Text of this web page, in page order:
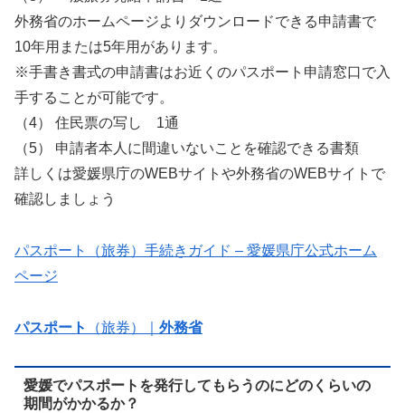
外務省のホームページよりダウンロードできる申請書で
10年用または5年用があります。
※手書き書式の申請書はお近くのパスポート申請窓口で入
手することが可能です。
（4） 住民票の写し 1通
（5） 申請者本人に間違いないことを確認できる書類
詳しくは愛媛県庁のWEBサイトや外務省のWEBサイトで
確認しましょう
パスポート（旅券）手続きガイド – 愛媛県庁公式ホーム
ページ
パスポート （旅券）｜ 外務省
愛媛でパスポートを発行してもらうのにどのくらいの
期間がかかるか？